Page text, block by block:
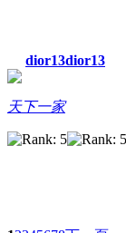
dior13dior13
天下一家